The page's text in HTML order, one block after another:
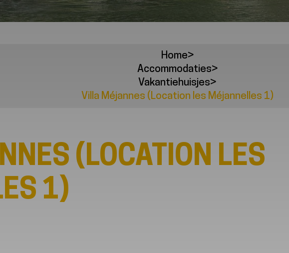
Home>
Accommodaties>
Vakantiehuisjes>
Villa Méjannes (Location les Méjannelles 1)
(LOCATION LES
1)